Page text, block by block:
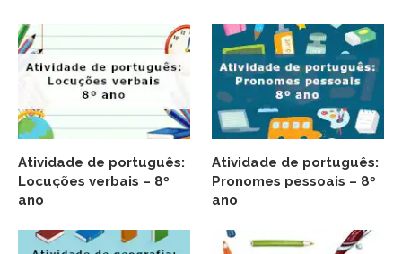
Atividade de português:
Locuções verbais – 8º
ano
Atividade de português:
Pronomes pessoais – 8º
ano